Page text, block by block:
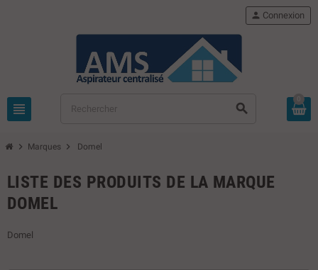
view_headline search
person Connexion
chevron_right Marques chevron_right Domel
LISTE DES PRODUITS DE LA MARQUE
DOMEL
Domel